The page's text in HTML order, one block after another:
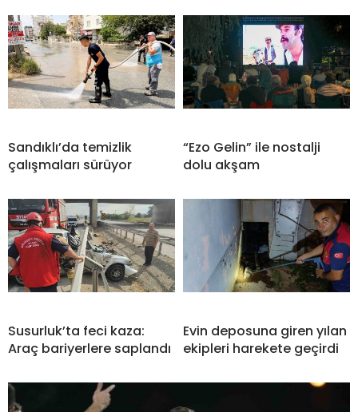
Sandıklı’da temizlik
çalışmaları sürüyor
“Ezo Gelin” ile nostalji
dolu akşam
Susurluk’ta feci kaza:
Araç bariyerlere saplandı
Evin deposuna giren yılan
ekipleri harekete geçirdi